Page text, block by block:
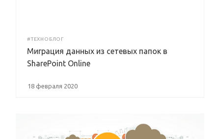
#ТЕХНОБЛОГ
Миграция данных из сетевых папок в
SharePoint Online
18 февраля 2020